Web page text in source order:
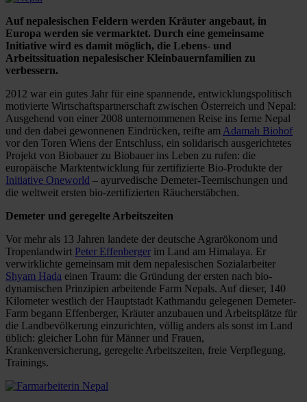
Auf nepalesischen Feldern werden Kräuter angebaut, in
Europa werden sie vermarktet. Durch eine gemeinsame
Initiative wird es damit möglich, die Lebens- und
Arbeitssituation nepalesischer Kleinbauernfamilien zu
verbessern.
2012 war ein gutes Jahr für eine spannende, entwicklungspolitisch
motivierte Wirtschaftspartnerschaft zwischen Österreich und Nepal:
Ausgehend von einer 2008 unternommenen Reise ins ferne Nepal
und den dabei gewonnenen Eindrücken, reifte am Adamah Biohof
vor den Toren Wiens der Entschluss, ein solidarisch ausgerichtetes
Projekt von Biobauer zu Biobauer ins Leben zu rufen: die
europäische Marktentwicklung für zertifizierte Bio-Produkte der
Initiative Oneworld – ayurvedische Demeter-Teemischungen und
die weltweit ersten bio-zertifizierten Räucherstäbchen.
Demeter und geregelte Arbeitszeiten
Vor mehr als 13 Jahren landete der deutsche Agrarökonom und
Tropenlandwirt Peter Effenberger im Land am Himalaya. Er
verwirklichte gemeinsam mit dem nepalesischen Sozialarbeiter
Shyam Hada einen Traum: die Gründung der ersten nach bio-
dynamischen Prinzipien arbeitende Farm Nepals. Auf dieser, 140
Kilometer westlich der Hauptstadt Kathmandu gelegenen Demeter-
Farm begann Effenberger, Kräuter anzubauen und Arbeitsplätze für
die Landbevölkerung einzurichten, völlig anders als sonst im Land
üblich: gleicher Lohn für Männer und Frauen,
Krankenversicherung, geregelte Arbeitszeiten, freie Verpflegung,
Trainings.